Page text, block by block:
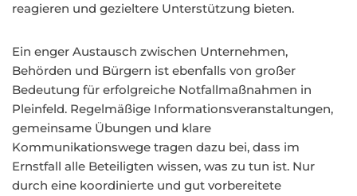
reagieren und gezieltere Unterstützung bieten.
Ein enger Austausch zwischen Unternehmen,
Behörden und Bürgern ist ebenfalls von großer
Bedeutung für erfolgreiche Notfallmaßnahmen in
Pleinfeld. Regelmäßige Informationsveranstaltungen,
gemeinsame Übungen und klare
Kommunikationswege tragen dazu bei, dass im
Ernstfall alle Beteiligten wissen, was zu tun ist. Nur
durch eine koordinierte und gut vorbereitete